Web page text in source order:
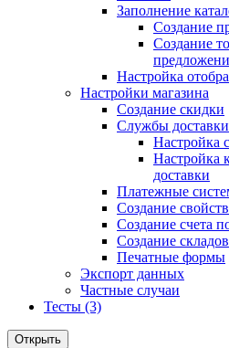
Заполнение
Создание
Создание
Настройка
Настройки магазина
Создание скидки
Службы доставки
Настройка
Настройка
доставки
Платежные
Создание
Создание счета
Создание складов
Печатные формы
Экспорт данных
Частные случаи
Тесты (3)
Открыть